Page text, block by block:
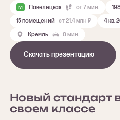
Павелецкая от 7 мин.
15 помещений от 21.4 млн ₽ 4 кв.
Кремль
8 мин.
Скачать презентацию
Новый стандарт
своем классе